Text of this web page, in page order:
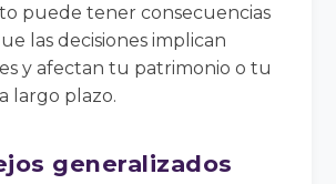
puede tener consecuencias
las decisiones implican
y afectan tu patrimonio o tu
largo plazo.
generalizados